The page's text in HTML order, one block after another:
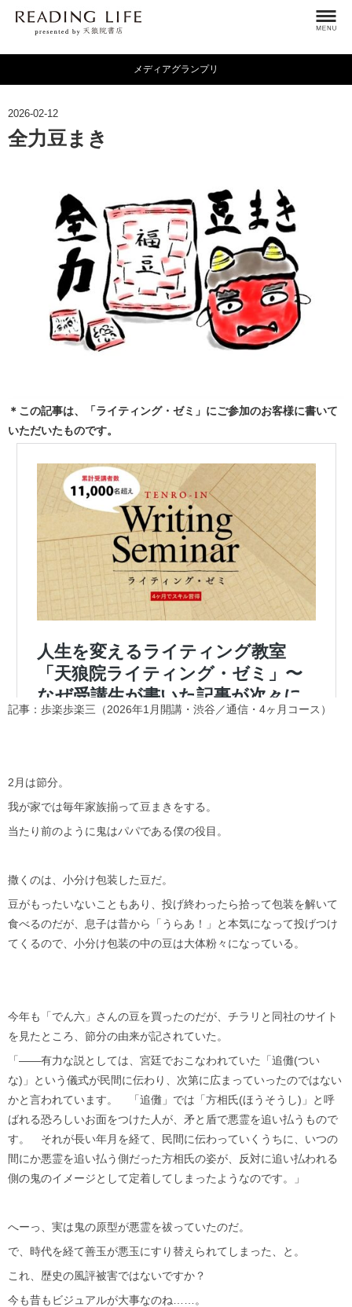
メディアグランプリ
2026-02-12
全力豆まき
＊この記事は、「ライティング・ゼミ」にご参加のお客様に書いて
いただいたものです。
記事：歩楽歩楽三（2026年1月開講・渋谷／通信・4ヶ月コース）
2月は節分。
我が家では毎年家族揃って豆まきをする。
当たり前のように鬼はパパである僕の役目。
撒くのは、小分け包装した豆だ。
豆がもったいないこともあり、投げ終わったら拾って包装を解いて
食べるのだが、息子は昔から「うらあ！」と本気になって投げつけ
てくるので、小分け包装の中の豆は大体粉々になっている。
今年も「でん六」さんの豆を買ったのだが、チラリと同社のサイト
を見たところ、節分の由来が記されていた。
「——有力な説としては、宮廷でおこなわれていた「追儺(つい
な)」という儀式が民間に伝わり、次第に広まっていったのではない
かと言われています。 「追儺」では「方相氏(ほうそうし)」と呼
ばれる恐ろしいお面をつけた人が、矛と盾で悪霊を追い払うもので
す。 それが長い年月を経て、民間に伝わっていくうちに、いつの
間にか悪霊を追い払う側だった方相氏の姿が、反対に追い払われる
側の鬼のイメージとして定着してしまったようなのです。」
へーっ、実は鬼の原型が悪霊を祓っていたのだ。
で、時代を経て善玉が悪玉にすり替えられてしまった、と。
これ、歴史の風評被害ではないですか？
今も昔もビジュアルが大事なのね……。